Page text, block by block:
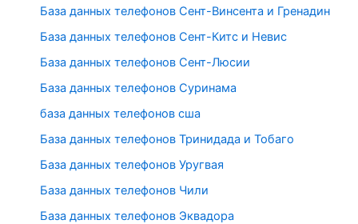
База данных телефонов Сент-Винсента и Гренадин
База данных телефонов Сент-Китс и Невис
База данных телефонов Сент-Люсии
База данных телефонов Суринама
база данных телефонов сша
База данных телефонов Тринидада и Тобаго
База данных телефонов Уругвая
База данных телефонов Чили
База данных телефонов Эквадора